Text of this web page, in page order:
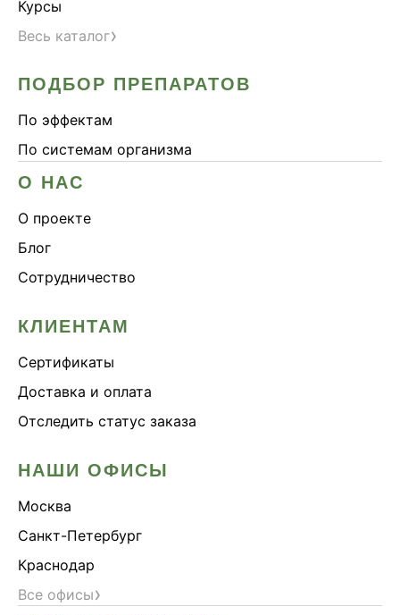
Курсы
Весь каталог›
ПОДБОР ПРЕПАРАТОВ
По эффектам
По системам организма
О НАС
О проекте
Блог
Сотрудничество
КЛИЕНТАМ
Сертификаты
Доставка и оплата
Отследить статус заказа
НАШИ ОФИСЫ
Москва
Санкт-Петербург
Краснодар
Все офисы›